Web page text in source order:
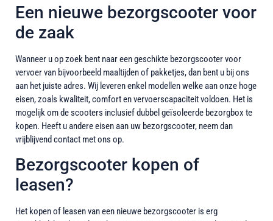
Een nieuwe bezorgscooter voor
de zaak
Wanneer u op zoek bent naar een geschikte bezorgscooter voor
vervoer van bijvoorbeeld maaltijden of pakketjes, dan bent u bij ons
aan het juiste adres. Wij leveren enkel modellen welke aan onze hoge
eisen, zoals kwaliteit, comfort en vervoerscapaciteit voldoen. Het is
mogelijk om de scooters inclusief dubbel geïsoleerde bezorgbox te
kopen. Heeft u andere eisen aan uw bezorgscooter, neem dan
vrijblijvend contact met ons op.
Bezorgscooter kopen of
leasen?
Het kopen of leasen van een nieuwe bezorgscooter is erg